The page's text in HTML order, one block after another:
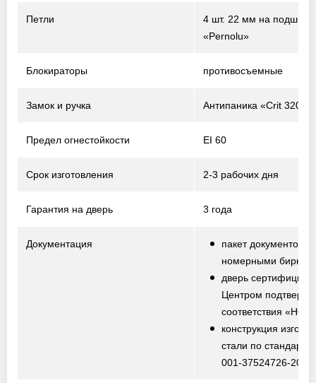
Петли
4 шт. 22 мм на
«Pernolu»
Блокираторы противосъемные
Замок и ручка Антипаника «Crit 320-
Предел огнестойкости EI 60
Срок изготовления 2-3 рабочих дня
Гарантия на дверь 3 года
Документация
пакет документов с
номерными
дверь
Центром
соответствия
конструкция
стали по
001-37524726-2012